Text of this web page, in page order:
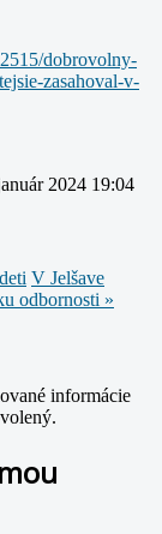
dobrovolny-
zasahoval-v-
2024 19:04
V Jelšave
odbornosti »
informácie